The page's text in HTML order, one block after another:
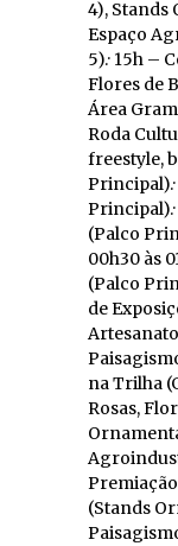
4), Stands
Espaço
5).· 15h – Concurso Rainha das Rosas e
Flores de
Área Gramada).· 19h –
Roda
freestyle,
Principal).· 21h – Show Cave (Palco
Principal).· 23h – Show Paula Fernandes
(Palco Principal).· 08h às
00h30 às
(Palco
de Exposições· 10h às 18h
na Trilha
Rosas,
(Stands